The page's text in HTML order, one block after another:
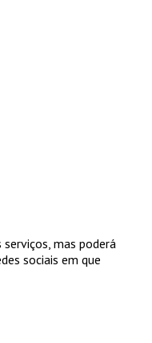
mas poderá
sociais em que